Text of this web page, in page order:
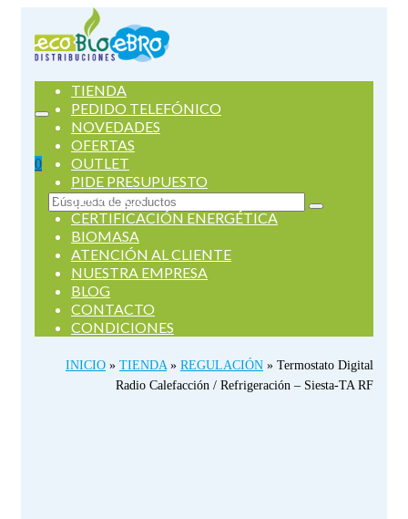
0
Buscar
por:
TIENDA
PEDIDO TELEFÓNICO
NOVEDADES
OFERTAS
OUTLET
PIDE PRESUPUESTO
SERVICIOS
CERTIFICACIÓN ENERGÉTICA
BIOMASA
ATENCIÓN AL CLIENTE
NUESTRA EMPRESA
BLOG
CONTACTO
CONDICIONES
INICIO » TIENDA » REGULACIÓN » Termostato Digital
Radio Calefacción / Refrigeración – Siesta-TA RF